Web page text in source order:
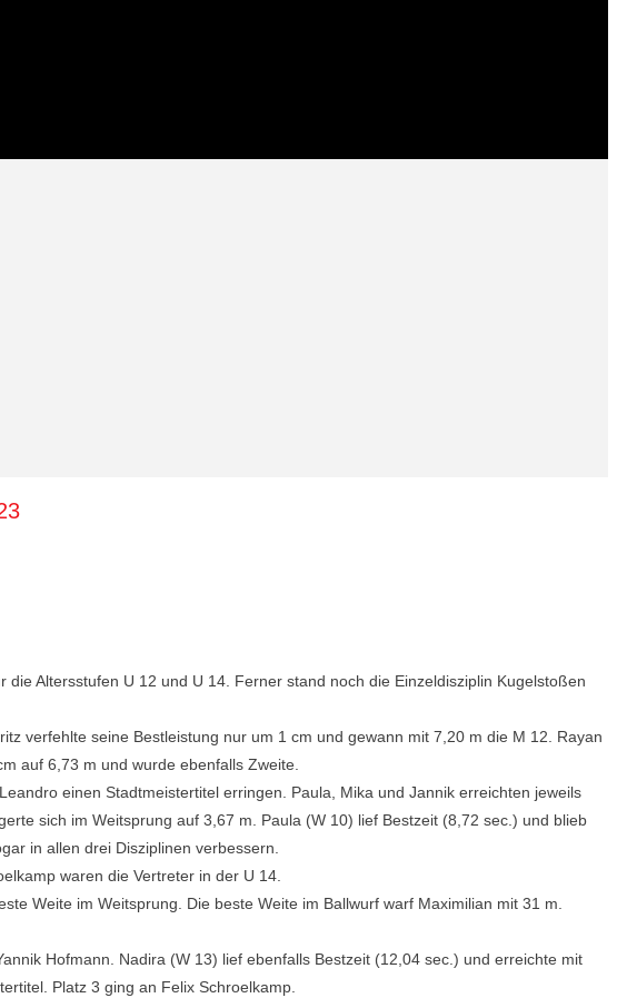
Altersstufen U 12 und U 14. Ferner stand noch die Einzeldisziplin Kugelstoßen
verfehlte seine Bestleistung nur um 1 cm und gewann mit 7,20 m die M 12. Rayan
auf 6,73 m und wurde ebenfalls Zweite.
einen Stadtmeistertitel erringen. Paula, Mika und Jannik erreichten jeweils
sich im Weitsprung auf 3,67 m. Paula (W 10) lief Bestzeit (8,72 sec.) und blieb
in allen drei Disziplinen verbessern.
waren die Vertreter in der U 14.
Weite im Weitsprung. Die beste Weite im Ballwurf warf Maximilian mit 31 m.
Hofmann. Nadira (W 13) lief ebenfalls Bestzeit (12,04 sec.) und erreichte mit
Platz 3 ging an Felix Schroelkamp.